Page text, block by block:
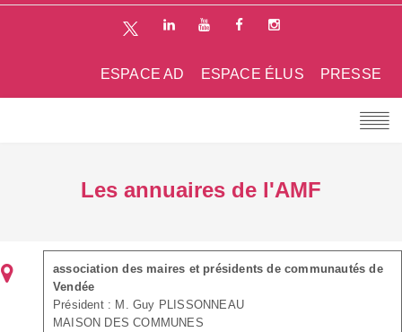
PRESSE
ESPACE ÉLUS
ESPACE AD
Les annuaires de l'AMF
association des maires et présidents de communautés de
Vendée
Président : M. Guy PLISSONNEAU
MAISON DES COMMUNES